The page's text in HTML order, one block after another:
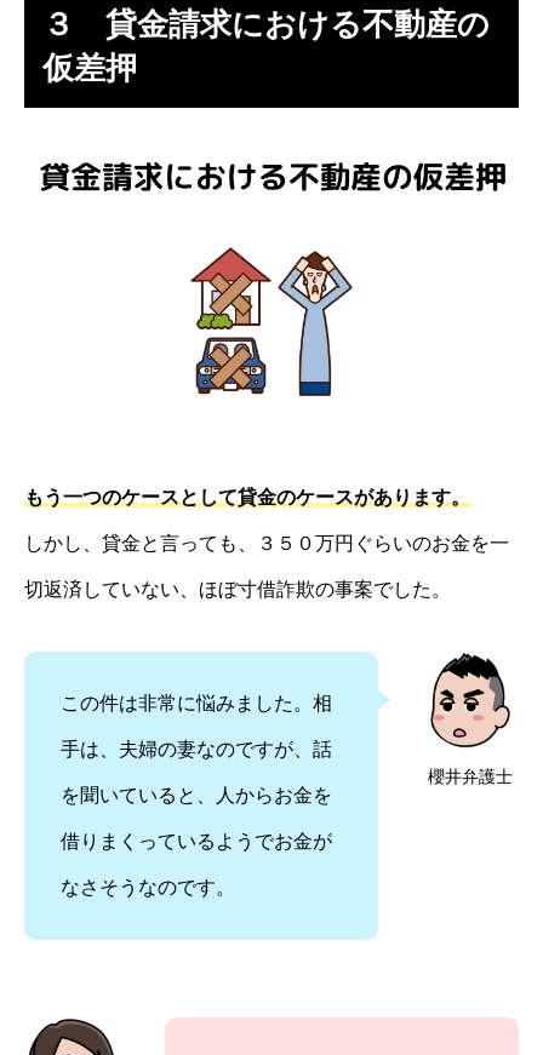
３ 貸金請求における不動産の
仮差押
もう一つのケースとして貸金のケースがあります。
しかし、貸金と言っても、３５０万円ぐらいのお金を一
切返済していない、ほぼ寸借詐欺の事案でした。
櫻井弁護士
この件は非常に悩みました。相
手は、夫婦の妻なのですが、話
を聞いていると、人からお金を
借りまくっているようでお金が
なさそうなのです。